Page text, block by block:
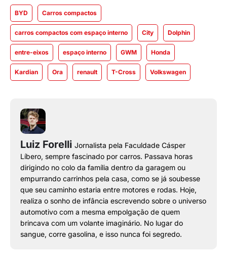
BYD Carros compactos
carros compactos com espaço interno City Dolphin
entre-eixos espaço interno GWM Honda
Kardian Ora renault T-Cross Volkswagen
Luiz Forelli Jornalista pela Faculdade Cásper
Líbero, sempre fascinado por carros. Passava horas
dirigindo no colo da família dentro da garagem ou
empurrando carrinhos pela casa, como se já soubesse
que seu caminho estaria entre motores e rodas. Hoje,
realiza o sonho de infância escrevendo sobre o universo
automotivo com a mesma empolgação de quem
brincava com um volante imaginário. No lugar do
sangue, corre gasolina, e isso nunca foi segredo.